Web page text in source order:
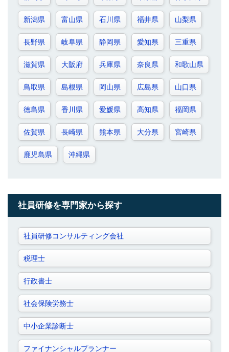
新潟県 富山県 石川県 福井県 山梨県
長野県 岐阜県 静岡県 愛知県 三重県
滋賀県 大阪府 兵庫県 奈良県 和歌山県
鳥取県 島根県 岡山県 広島県 山口県
徳島県 香川県 愛媛県 高知県 福岡県
佐賀県 長崎県 熊本県 大分県 宮崎県
鹿児島県 沖縄県
社員研修を専門家から探す
社員研修コンサルティング会社
税理士
行政書士
社会保険労務士
中小企業診断士
ファイナンシャルプランナー